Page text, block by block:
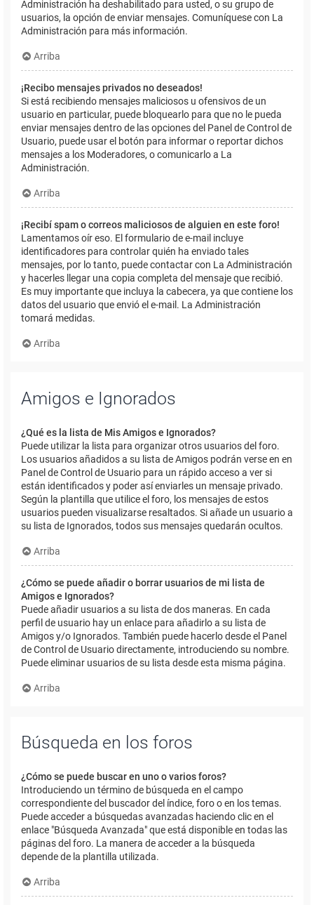
Administración ha deshabilitado para usted, o su grupo de
usuarios, la opción de enviar mensajes. Comuníquese con La
Administración para más información.
Arriba
¡Recibo mensajes privados no deseados!
Si está recibiendo mensajes maliciosos u ofensivos de un
usuario en particular, puede bloquearlo para que no le pueda
enviar mensajes dentro de las opciones del Panel de Control de
Usuario, puede usar el botón para informar o reportar dichos
mensajes a los Moderadores, o comunicarlo a La
Administración.
Arriba
¡Recibí spam o correos maliciosos de alguien en este foro!
Lamentamos oír eso. El formulario de e-mail incluye
identificadores para controlar quién ha enviado tales
mensajes, por lo tanto, puede contactar con La Administración
y hacerles llegar una copia completa del mensaje que recibió.
Es muy importante que incluya la cabecera, ya que contiene los
datos del usuario que envió el e-mail. La Administración
tomará medidas.
Arriba
Amigos e Ignorados
¿Qué es la lista de Mis Amigos e Ignorados?
Puede utilizar la lista para organizar otros usuarios del foro.
Los usuarios añadidos a su lista de Amigos podrán verse en en
Panel de Control de Usuario para un rápido acceso a ver si
están identificados y poder así enviarles un mensaje privado.
Según la plantilla que utilice el foro, los mensajes de estos
usuarios pueden visualizarse resaltados. Si añade un usuario a
su lista de Ignorados, todos sus mensajes quedarán ocultos.
Arriba
¿Cómo se puede añadir o borrar usuarios de mi lista de
Amigos e Ignorados?
Puede añadir usuarios a su lista de dos maneras. En cada
perfil de usuario hay un enlace para añadirlo a su lista de
Amigos y/o Ignorados. También puede hacerlo desde el Panel
de Control de Usuario directamente, introduciendo su nombre.
Puede eliminar usuarios de su lista desde esta misma página.
Arriba
Búsqueda en los foros
¿Cómo se puede buscar en uno o varios foros?
Introduciendo un término de búsqueda en el campo
correspondiente del buscador del índice, foro o en los temas.
Puede acceder a búsquedas avanzadas haciendo clic en el
enlace "Búsqueda Avanzada" que está disponible en todas las
páginas del foro. La manera de acceder a la búsqueda
depende de la plantilla utilizada.
Arriba